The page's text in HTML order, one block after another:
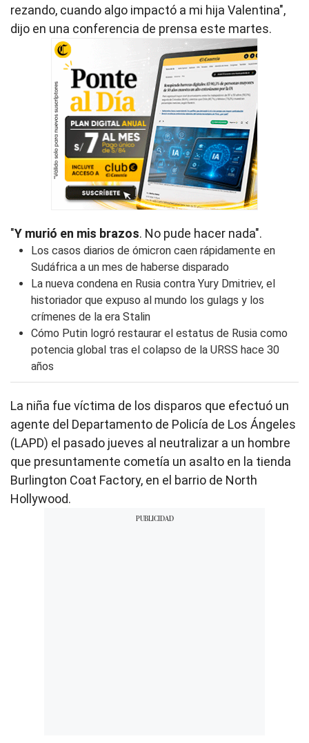
rezando, cuando algo impactó a mi hija Valentina",
dijo en una conferencia de prensa este martes.
"Y murió en mis brazos. No pude hacer nada".
Los casos diarios de ómicron caen rápidamente en
Sudáfrica a un mes de haberse disparado
La nueva condena en Rusia contra Yury Dmitriev, el
historiador que expuso al mundo los gulags y los
crímenes de la era Stalin
Cómo Putin logró restaurar el estatus de Rusia como
potencia global tras el colapso de la URSS hace 30
años
La niña fue víctima de los disparos que efectuó un
agente del Departamento de Policía de Los Ángeles
(LAPD) el pasado jueves al neutralizar a un hombre
que presuntamente cometía un asalto en la tienda
Burlington Coat Factory, en el barrio de North
Hollywood.